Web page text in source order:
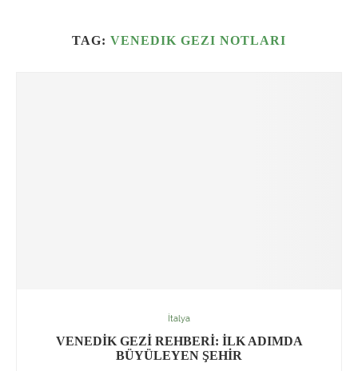
TAG: VENEDIK GEZI NOTLARI
İtalya
VENEDİK GEZİ REHBERİ: İLK ADIMDA
BÜYÜLEYEN ŞEHİR